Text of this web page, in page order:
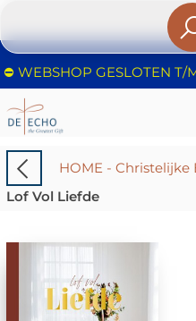
Lof Vol Liefde